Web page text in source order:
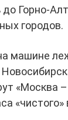
Горно-
городов.
машине
«Москва